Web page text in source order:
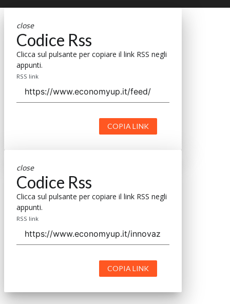
close
Codice Rss
Clicca sul pulsante per copiare il link RSS negli
appunti.
RSS link
COPIA LINK
close
Codice Rss
Clicca sul pulsante per copiare il link RSS negli
appunti.
RSS link
COPIA LINK